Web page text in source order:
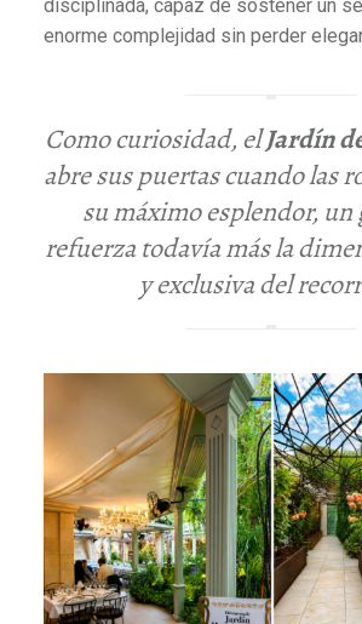
disciplinada, capaz de sostener un
enorme complejidad sin perder
Como curiosidad, elJardín
abre sus puertas cuando las
su máximo esplendor, un
refuerza todavía más la
y exclusiva del